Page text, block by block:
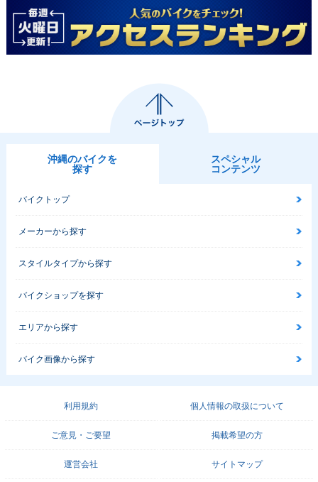
沖縄のバイクを
探す
スペシャル
コンテンツ
バイクトップ
メーカーから探す
スタイルタイプから探す
バイクショップを探す
エリアから探す
バイク画像から探す
利用規約 個人情報の取扱について
ご意見・ご要望 掲載希望の方
運営会社 サイトマップ